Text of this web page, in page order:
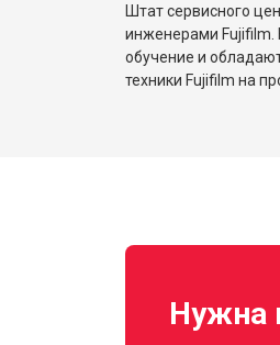
Штат сервисного
инженерами Fujifilm.
обучение и
техники Fujifilm на
Нужна